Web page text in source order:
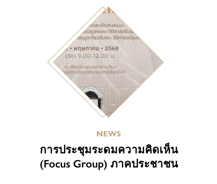
NEWS
การประชุมระดมความคิดเห็น
(Focus Group) ภาคประชาชน